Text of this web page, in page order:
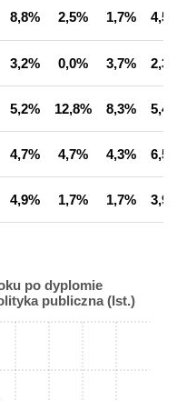
8,8% 2,5% 1,7%
3,2% 0,0% 3,7%
5,2% 12,8% 8,3%
4,7% 4,7% 4,3%
4,9% 1,7% 1,7%
po dyplomie
publiczna (Ist.)